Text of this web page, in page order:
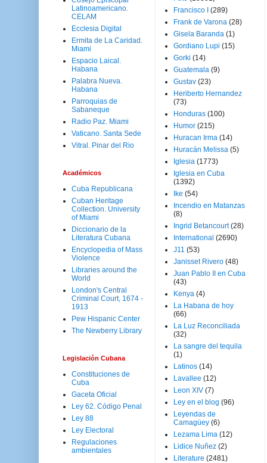
Latinoamericano.
CELAM
Ecclesia Digital
Ermita de La Caridad.
Miami
Espacio Laical.
Habana
Palabra Nueva.
Habana
Parroquias de
Sabaneque
Radio Paz. Miami
Vaticano. Santa Sede
Vitral. Pinar del Rio
Académicos
Cuba Republicana
Cuban Heritage
Collection. University
of Miami
Diccionario de la
Literatura Cubana
Encyclopedia of Mass
Violence
Libraries around the
World
London's Central
Criminal Court, 1674 -
1913
Pew Hispanic Center
The Newberry Library
Legislación Cubana
Constituciones de
Cuba
Gaceta Oficial
Ley 62. Código Penal
Ley 88
Ley Electoral
Regulaciones
ambientales
Francisco I
(289)
Frank de Varona (28)
Gisela Baranda (1)
Gordiano Lupi (15)
Gorki (14)
Guatemala (9)
Gustav (23)
Heriberto Hernandez
(73)
Honduras (100)
Humor (215)
Huracan Irma (14)
Huracán Melissa (5)
Iglesia (1773)
Iglesia en Cuba
(1392)
Ike (54)
Incendio en Matanzas
(8)
Ingrid Betancourt (28)
International (2690)
J11 (53)
Janisset Rivero (48)
Juan Pablo II en Cuba
(43)
Kenya (4)
La Habana de hoy
(66)
La Luz Reconciliada
(32)
La sangre del tequila
(1)
Latinos (14)
Lavallee (12)
Leon XIV (7)
Ley en el blog (96)
Leyendas de
Camagüey (6)
Lezama Lima (12)
Lidice Nuñez (2)
Literature (2481)